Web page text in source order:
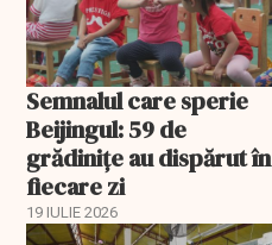
Semnalul care sperie
Beijingul: 59 de
grădinițe au dispărut în
fiecare zi
19 IULIE 2026